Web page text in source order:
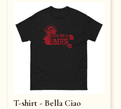
T-shirt - Bella Ciao